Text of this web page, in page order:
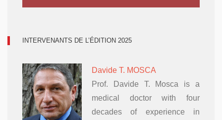
INTERVENANTS DE L’ÉDITION 2025
Davide T. MOSCA
Prof. Davide T. Mosca is a
medical doctor with four
decades of experience in